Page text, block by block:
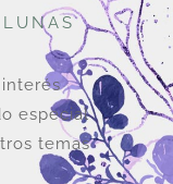
LUNAS
especial
temas